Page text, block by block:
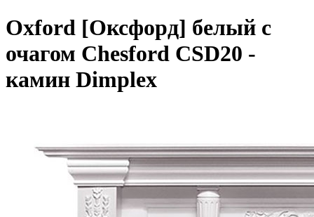
Oxford [Оксфорд] белый с
очагом Chesford CSD20 -
камин Dimplex